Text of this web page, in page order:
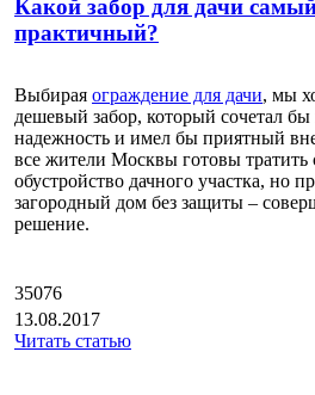
Какой забор для дачи
практичный?
Выбирая ограждение для дачи, мы
дешевый забор, который сочетал бы
надежность и имел бы приятный
все жители Москвы готовы тратить
обустройство дачного участка, но
загородный дом без защиты –
решение.
35076
13.08.2017
Читать статью